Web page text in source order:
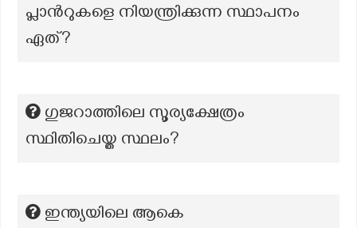
പ്ലാൻറുകളെ നിയന്ത്രിക്കുന്ന സ്ഥാപനം
ഏത്?
ഗുജറാത്തിലെ സൂര്യക്ഷേത്രം
സ്ഥിതിചെയ്ത സ്ഥലം?
ഇന്ത്യയിലെ ആകെ